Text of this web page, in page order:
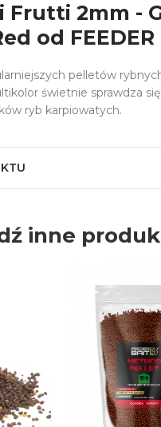
2mm -
od FEEDER
pelletów
świetnie sprawdza
ryb karpiowatych.
inne